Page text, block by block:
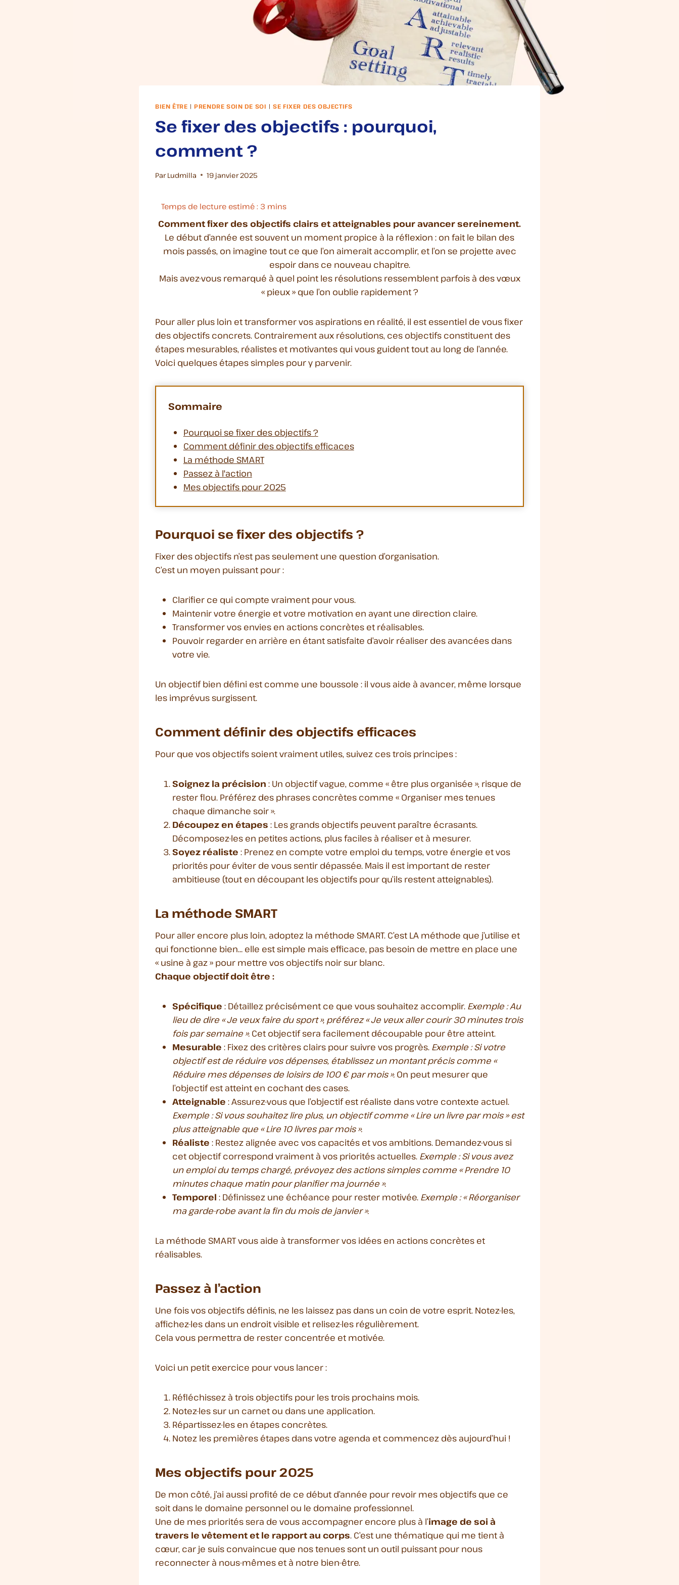
BIEN ÊTRE |PRENDRE SOIN DE SOI |SE FIXER DES OBJECTIFS
Se fixer des objectifs : pourquoi,
comment ?
Par Ludmilla 19 janvier 2025
Comment fixer des objectifs clairs et atteignables pour avancer sereinement.
Le début d’année est souvent un moment propice à la réflexion : on fait le bilan des
mois passés, on imagine tout ce que l’on aimerait accomplir, et l’on se projette avec
espoir dans ce nouveau chapitre.
Mais avez-vous remarqué à quel point les résolutions ressemblent parfois à des vœux
« pieux » que l’on oublie rapidement ?
Pour aller plus loin et transformer vos aspirations en réalité, il est essentiel de vous fixer
des objectifs concrets. Contrairement aux résolutions, ces objectifs constituent des
étapes mesurables, réalistes et motivantes qui vous guident tout au long de l’année.
Voici quelques étapes simples pour y parvenir.
Sommaire
Pourquoi se fixer des objectifs ?
Comment définir des objectifs efficaces
La méthode SMART
Passez à l'action
Mes objectifs pour 2025
Pourquoi se fixer des objectifs ?
Fixer des objectifs n’est pas seulement une question d’organisation.
C’est un moyen puissant pour :
Clarifier ce qui compte vraiment pour vous.
Maintenir votre énergie et votre motivation en ayant une direction claire.
Transformer vos envies en actions concrètes et réalisables.
Pouvoir regarder en arrière en étant satisfaite d’avoir réaliser des avancées dans
votre vie.
Un objectif bien défini est comme une boussole : il vous aide à avancer, même lorsque
les imprévus surgissent.
Comment définir des objectifs efficaces
Pour que vos objectifs soient vraiment utiles, suivez ces trois principes :
Soignez la précision : Un objectif vague, comme « être plus organisée », risque de
rester flou. Préférez des phrases concrètes comme « Organiser mes tenues
chaque dimanche soir ».
Découpez en étapes : Les grands objectifs peuvent paraître écrasants.
Décomposez-les en petites actions, plus faciles à réaliser et à mesurer.
Soyez réaliste : Prenez en compte votre emploi du temps, votre énergie et vos
priorités pour éviter de vous sentir dépassée. Mais il est important de rester
ambitieuse (tout en découpant les objectifs pour qu’ils restent atteignables).
La méthode SMART
Pour aller encore plus loin, adoptez la méthode SMART. C’est LA méthode que j’utilise et
qui fonctionne bien… elle est simple mais efficace, pas besoin de mettre en place une
« usine à gaz » pour mettre vos objectifs noir sur blanc.
Chaque objectif doit être :
Spécifique : Détaillez précisément ce que vous souhaitez accomplir. Exemple : Au
lieu de dire « Je veux faire du sport », préférez « Je veux aller courir 30 minutes trois
fois par semaine ». Cet objectif sera facilement découpable pour être atteint.
Mesurable : Fixez des critères clairs pour suivre vos progrès. Exemple : Si votre
objectif est de réduire vos dépenses, établissez un montant précis comme «
Réduire mes dépenses de loisirs de 100 € par mois ». On peut mesurer que
l’objectif est atteint en cochant des cases.
Atteignable : Assurez-vous que l’objectif est réaliste dans votre contexte actuel.
Exemple : Si vous souhaitez lire plus, un objectif comme « Lire un livre par mois » est
plus atteignable que « Lire 10 livres par mois ».
Réaliste : Restez alignée avec vos capacités et vos ambitions. Demandez-vous si
cet objectif correspond vraiment à vos priorités actuelles. Exemple : Si vous avez
un emploi du temps chargé, prévoyez des actions simples comme « Prendre 10
minutes chaque matin pour planifier ma journée ».
Temporel : Définissez une échéance pour rester motivée. Exemple : « Réorganiser
ma garde-robe avant la fin du mois de janvier ».
La méthode SMART vous aide à transformer vos idées en actions concrètes et
réalisables.
Passez à l’action
Une fois vos objectifs définis, ne les laissez pas dans un coin de votre esprit. Notez-les,
affichez-les dans un endroit visible et relisez-les régulièrement.
Cela vous permettra de rester concentrée et motivée.
Voici un petit exercice pour vous lancer :
Réfléchissez à trois objectifs pour les trois prochains mois.
Notez-les sur un carnet ou dans une application.
Répartissez-les en étapes concrètes.
Notez les premières étapes dans votre agenda et commencez dès aujourd’hui !
Mes objectifs pour 2025
De mon côté, j’ai aussi profité de ce début d’année pour revoir mes objectifs que ce
soit dans le domaine personnel ou le domaine professionnel.
Une de mes priorités sera de vous accompagner encore plus à l’image de soi à
travers le vêtement et le rapport au corps. C’est une thématique qui me tient à
cœur, car je suis convaincue que nos tenues sont un outil puissant pour nous
reconnecter à nous-mêmes et à notre bien-être.